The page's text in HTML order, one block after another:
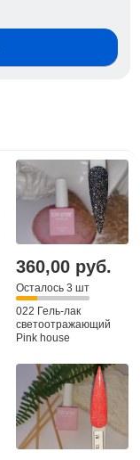
360,00 руб.
Осталось 3 шт
022 Гель-лак
светоотражающий
Pink house